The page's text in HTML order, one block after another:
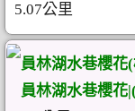
5.07公里
員林湖水巷櫻花
員林湖水巷櫻花